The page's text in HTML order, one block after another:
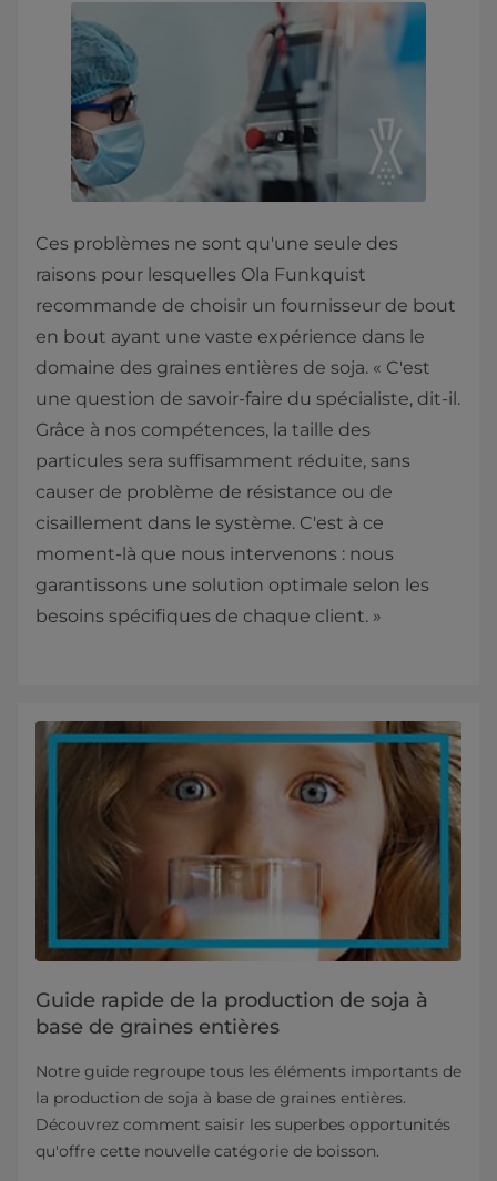
Ces problèmes ne sont qu'une seule des
raisons pour lesquelles Ola Funkquist
recommande de choisir un fournisseur de bout
en bout ayant une vaste expérience dans le
domaine des graines entières de soja. « C'est
une question de savoir-faire du spécialiste, dit-il.
Grâce à nos compétences, la taille des
particules sera suffisamment réduite, sans
causer de problème de résistance ou de
cisaillement dans le système. C'est à ce
moment-là que nous intervenons : nous
garantissons une solution optimale selon les
besoins spécifiques de chaque client. »
Guide rapide de la production de soja à
base de graines entières
Notre guide regroupe tous les éléments importants de
la production de soja à base de graines entières.
Découvrez comment saisir les superbes opportunités
qu'offre cette nouvelle catégorie de boisson.